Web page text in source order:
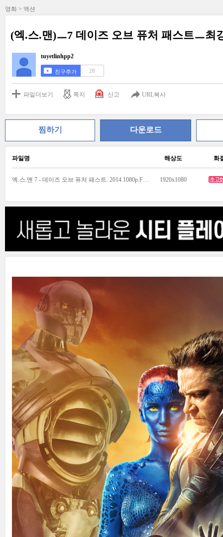
영화 > 액션
(엑.스.맨)ㅡ7 데이즈 오브 퓨처 패스트ㅡ최
tuyetlinhpp2
친구추가 28
파일더보기 쪽지 신고 URL복사
찜하기 다운로드
파일명 해상도 화
엑.스.맨 7 - 데이즈 오브 퓨처 패스트. 2014.1080p.FHD.H264.AC3-Vmz_1.mp4 1920x1080